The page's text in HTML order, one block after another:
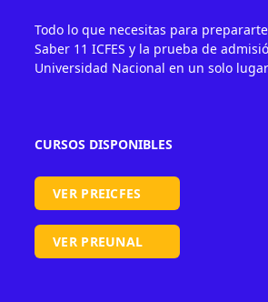
Todo lo que necesitas para
Saber 11 ICFES y la prueba de
Universidad Nacional en un solo
CURSOS DISPONIBLES
VER PREICFES
VER PREUNAL